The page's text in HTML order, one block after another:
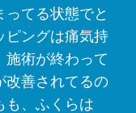
てる状態でと
ピングは痛気持
施術が終わって
改善されてるの
も、ふくらは